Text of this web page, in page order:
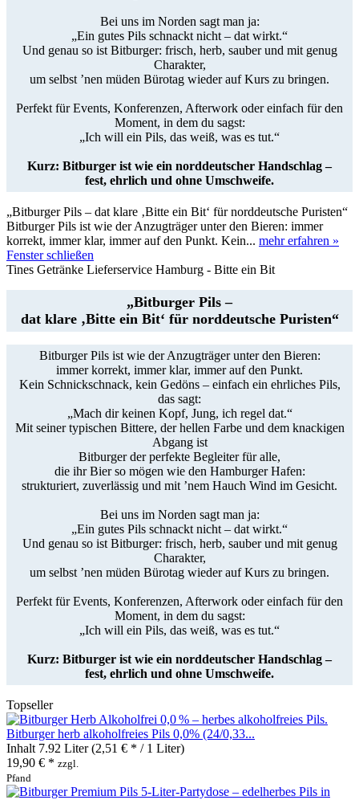
Bei uns im Norden sagt man ja:
„Ein gutes Pils schnackt nicht – dat wirkt.“
Und genau so ist Bitburger: frisch, herb, sauber und mit genug
Charakter,
um selbst ’nen müden Bürotag wieder auf Kurs zu bringen.
Perfekt für Events, Konferenzen, Afterwork oder einfach für den
Moment, in dem du sagst:
„Ich will ein Pils, das weiß, was es tut.“
Kurz: Bitburger ist wie ein norddeutscher Handschlag –
fest, ehrlich und ohne Umschweife.
„Bitburger Pils – dat klare ‚Bitte ein Bit‘ für norddeutsche Puristen“
Bitburger Pils ist wie der Anzugträger unter den Bieren: immer
korrekt, immer klar, immer auf den Punkt. Kein... mehr erfahren »
Fenster schließen
Tines Getränke Lieferservice Hamburg - Bitte ein Bit
„Bitburger Pils –
dat klare ‚Bitte ein Bit‘ für norddeutsche Puristen“
Bitburger Pils ist wie der Anzugträger unter den Bieren:
immer korrekt, immer klar, immer auf den Punkt.
Kein Schnickschnack, kein Gedöns – einfach ein ehrliches Pils,
das sagt:
„Mach dir keinen Kopf, Jung, ich regel dat.“
Mit seiner typischen Bittere, der hellen Farbe und dem knackigen
Abgang ist
Bitburger der perfekte Begleiter für alle,
die ihr Bier so mögen wie den Hamburger Hafen:
strukturiert, zuverlässig und mit ’nem Hauch Wind im Gesicht.
Bei uns im Norden sagt man ja:
„Ein gutes Pils schnackt nicht – dat wirkt.“
Und genau so ist Bitburger: frisch, herb, sauber und mit genug
Charakter,
um selbst ’nen müden Bürotag wieder auf Kurs zu bringen.
Perfekt für Events, Konferenzen, Afterwork oder einfach für den
Moment, in dem du sagst:
„Ich will ein Pils, das weiß, was es tut.“
Kurz: Bitburger ist wie ein norddeutscher Handschlag –
fest, ehrlich und ohne Umschweife.
Topseller
Bitburger herb alkoholfreies Pils 0,0% (24/0,33...
Inhalt 7.92 Liter(2,51 € * / 1 Liter)
19,90 € * zzgl.
Pfand